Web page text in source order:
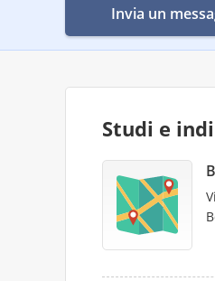
Invia un
Studi e